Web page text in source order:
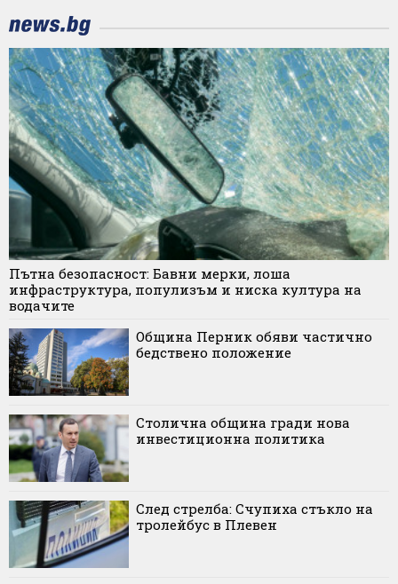
Пътна безопасност: Бавни мерки, лоша
инфраструктура, популизъм и ниска култура на
водачите
Община Перник обяви частично
бедствено положение
Столична община гради нова
инвестиционна политика
След стрелба: Счупиха стъкло на
тролейбус в Плевен